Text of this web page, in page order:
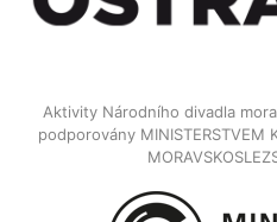
Aktivity Národního divadla
podporovány MINISTERSTVEM